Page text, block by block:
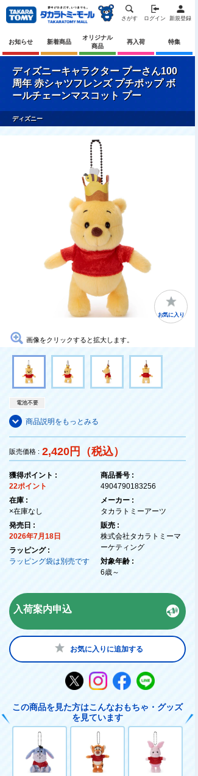
さがす ログイン 新規登録
お知らせ 新着商品
オリジナル
商品
再入荷 特集
ディズニーキャラクター プーさん100
周年 赤シャツフレンズ プチポップ ボ
ールチェーンマスコット プー
ディズニー
お気に入り
画像をクリックすると拡大します。
電池不要
商品説明をもっとみる
販売価格 : 2,420円（税込）
獲得ポイント :
22ポイント
在庫 :
×在庫なし
発売日 :
2026年7月18日
ラッピング :
ラッピング袋は別売です
商品番号 :
4904790183256
メーカー :
タカラトミーアーツ
販売 :
株式会社タカラトミーマ
ーケティング
対象年齢 :
6歳～
入荷案内申込
お気に入りに追加する
この商品を見た方はこんなおもちゃ・グッズ
を見ています